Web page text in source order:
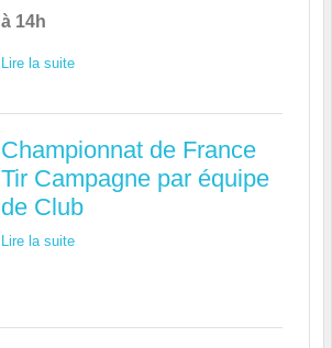
à 14h
Lire la suite
Championnat de France
Tir Campagne par équipe
de Club
Lire la suite